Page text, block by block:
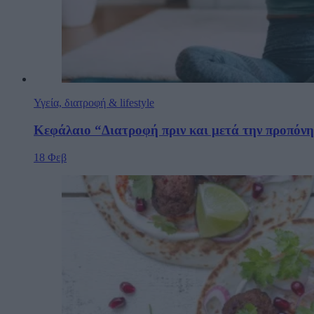
Υγεία, διατροφή & lifestyle
Κεφάλαιο “Διατροφή πριν και μετά την
18 Φεβ